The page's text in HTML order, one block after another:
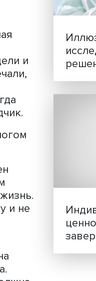
то
системы
с точки зрения
в жизнь
к внедрению
успех,
готовности
цели и
отмечали,
когда
докладчик.